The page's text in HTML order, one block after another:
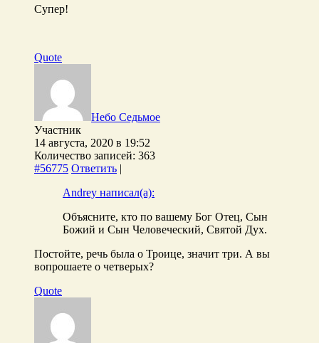
Супер!
Quote
Небо Седьмое
Участник
14 августа, 2020 в 19:52
Количество записей: 363
#56775 Ответить |
Andrey написал(а):
Объясните, кто по вашему Бог Отец, Сын
Божий и Сын Человеческий, Святой Дух.
Постойте, речь была о Троице, значит три. А вы
вопрошаете о четверых?
Quote